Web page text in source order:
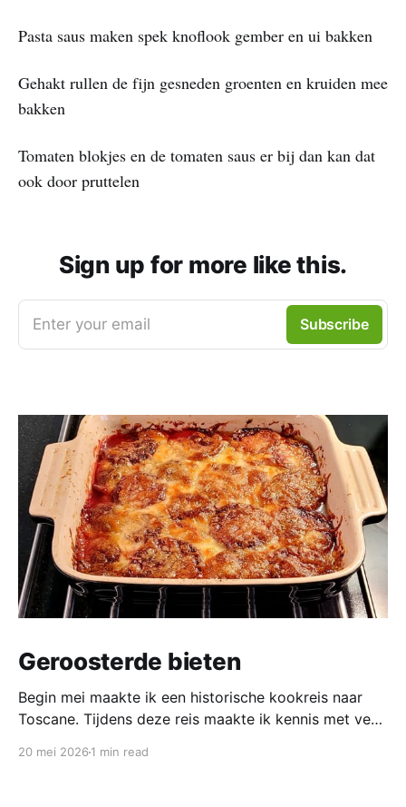
Pasta saus maken spek knoflook gember en ui bakken
Gehakt rullen de fijn gesneden groenten en kruiden mee
bakken
Tomaten blokjes en de tomaten saus er bij dan kan dat
ook door pruttelen
Sign up for more like this.
Enter your email Subscribe
Geroosterde bieten
Begin mei maakte ik een historische kookreis naar
Toscane. Tijdens deze reis maakte ik kennis met veel
20 mei 2026 1 min read